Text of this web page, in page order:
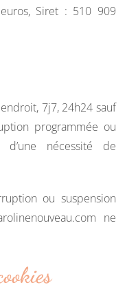
Siret : 510 909
7j7, 24h24 sauf
programmée ou
nécessité de
ou suspension
ne